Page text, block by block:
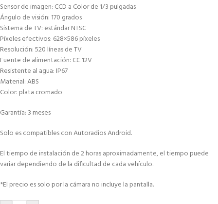
Sensor de imagen: CCD a Color de 1/3 pulgadas
Ángulo de visión: 170 grados
Sistema de TV: estándar NTSC
Píxeles efectivos: 628×586 píxeles
Resolución: 520 líneas de TV
Fuente de alimentación: CC 12V
Resistente al agua: IP67
Material: ABS
Color: plata cromado
Garantía: 3 meses
Solo es compatibles con Autoradios Android.
El tiempo de instalación de 2 horas aproximadamente, el tiempo puede
variar dependiendo de la dificultad de cada vehículo.
*El precio es solo por la cámara no incluye la pantalla.